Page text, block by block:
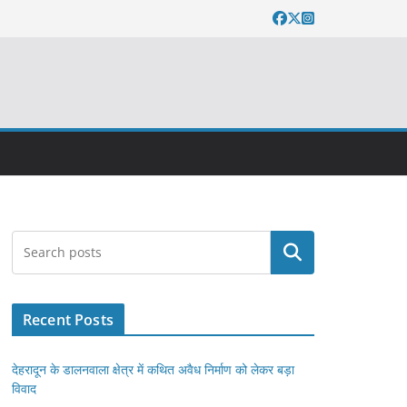
Search
Recent Posts
देहरादून के डालनवाला क्षेत्र में कथित अवैध निर्माण को लेकर बड़ा
विवाद